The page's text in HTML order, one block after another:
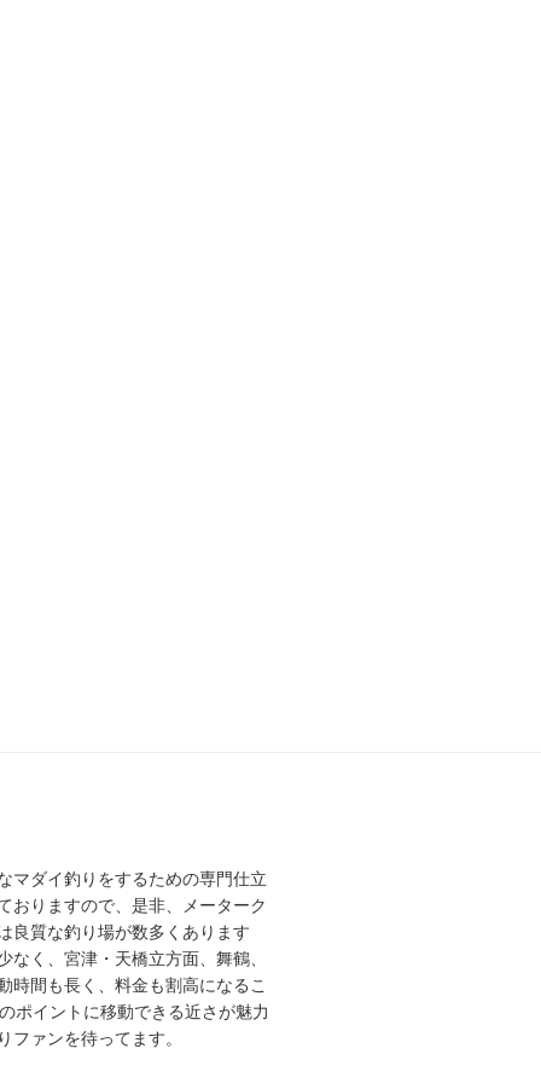
マダイ釣りをするための専門仕立
おりますので、是非、メーターク
良質な釣り場が数多くあります
く、宮津・天橋立方面、舞鶴、
時間も長く、料金も割高になるこ
ポイントに移動できる近さが魅力
ファンを待ってます。